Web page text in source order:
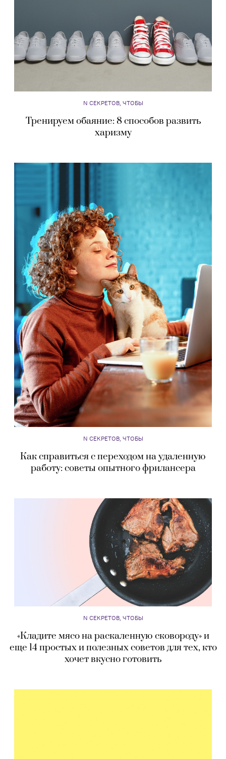
N СЕКРЕТОВ, ЧТОБЫ
Тренируем обаяние: 8 способов развить
харизму
N СЕКРЕТОВ, ЧТОБЫ
Как справиться с переходом на удаленную
работу: советы опытного фрилансера
N СЕКРЕТОВ, ЧТОБЫ
«Кладите мясо на раскаленную сковороду» и
еще 14 простых и полезных советов для тех, кто
хочет вкусно готовить